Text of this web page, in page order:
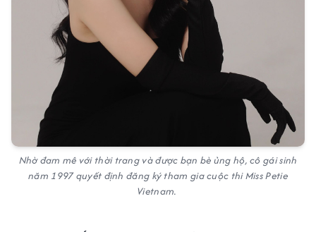
Nhờ đam mê với thời trang và được bạn bè ủng hộ, cô gái sinh
năm 1997 quyết định đăng ký tham gia cuộc thi Miss Petie
Vietnam.